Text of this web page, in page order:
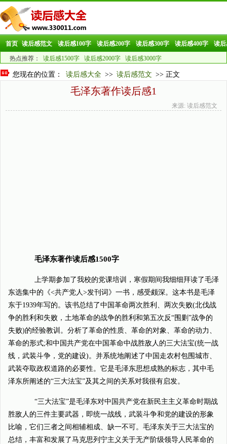
首页 读后感范文 读后感100字 读后感200字 读后感300字 读后感400字 读后
热点推荐： 读后感1500字 读后感2000字 读后感3000字
您现在的位置： 读后感大全 >> 读后感范文 >> 正文
毛泽东著作读后感1
来源: 读后感范文
毛泽东著作读后感1500字
上学期参加了我校的党课培训，寒假期间我细细拜读了毛泽
东选集中的《<共产党人>发刊词》一书，感受颇深。这本书是毛泽
东于1939年写的。该书总结了中国革命两次胜利、两次失败(北伐战
争的胜利和失败，土地革命的战争的胜利和第五次反“围剿”战争的
失败)的经验教训。分析了革命的性质、革命的对象、革命的动力、
革命的形式;和中国共产党在中国革命中战胜敌人的三大法宝(统一战
线，武装斗争，党的建设)。并系统地阐述了中国走农村包围城市、
武装夺取政权道路的必要性。它是毛泽东思想成熟的标志，其中毛
泽东所阐述的“三大法宝”及其之间的关系对我很有启发。
“三大法宝”是毛泽东对中国共产党在新民主主义革命时期战
胜敌人的三件主要武器，即统一战线，武装斗争和党的建设的形象
比喻，它们三者之间相辅相成、缺一不可。毛泽东关于三大法宝的
总结，丰富和发展了马克思列宁主义关于无产阶级领导人民革命的